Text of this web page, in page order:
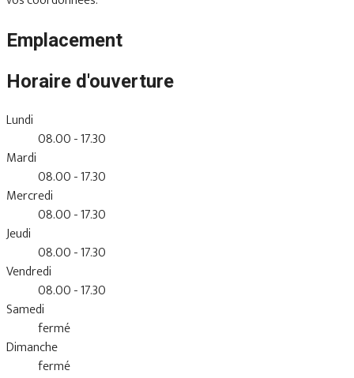
Emplacement
Horaire d'ouverture
Lundi
08.00 - 17.30
Mardi
08.00 - 17.30
Mercredi
08.00 - 17.30
Jeudi
08.00 - 17.30
Vendredi
08.00 - 17.30
Samedi
fermé
Dimanche
fermé